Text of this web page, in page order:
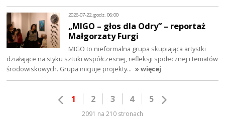
2026-07-22, godz. 06:00
„MIGO – głos dla Odry” – reportaż
Małgorzaty Furgi
MIGO to nieformalna grupa skupiająca artystki
działające na styku sztuki współczesnej, refleksji społecznej i tematów
środowiskowych. Grupa inicjuje projekty… » więcej
1 2 3 4 5
2091 na 210 stronach